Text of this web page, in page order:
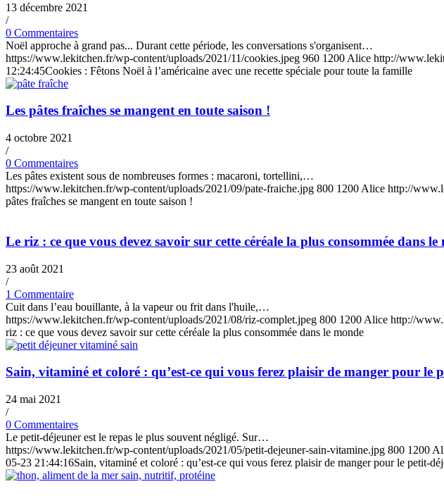
13 décembre 2021
/
0 Commentaires
Noël approche à grand pas... Durant cette période, les conversations s'organisent…
https://www.lekitchen.fr/wp-content/uploads/2021/11/cookies.jpeg 960 1200 Alice http://
12:24:45Cookies : Fêtons Noël à l’américaine avec une recette spéciale pour toute la famille
Les pâtes fraîches se mangent en toute saison !
4 octobre 2021
/
0 Commentaires
Les pâtes existent sous de nombreuses formes : macaroni, tortellini,…
https://www.lekitchen.fr/wp-content/uploads/2021/09/pate-fraiche.jpg 800 1200 Alice http://
pâtes fraîches se mangent en toute saison !
Le riz : ce que vous devez savoir sur cette céréale la plus consommée dans le
23 août 2021
/
1 Commentaire
Cuit dans l’eau bouillante, à la vapeur ou frit dans l'huile,…
https://www.lekitchen.fr/wp-content/uploads/2021/08/riz-complet.jpeg 800 1200 Alice http://
riz : ce que vous devez savoir sur cette céréale la plus consommée dans le monde
Sain, vitaminé et coloré : qu’est-ce qui vous ferez plaisir de manger pour le
24 mai 2021
/
0 Commentaires
Le petit-déjeuner est le repas le plus souvent négligé. Sur…
https://www.lekitchen.fr/wp-content/uploads/2021/05/petit-dejeuner-sain-vitamine.jpg 800 1200
05-23 21:44:16Sain, vitaminé et coloré : qu’est-ce qui vous ferez plaisir de manger pour le petit-